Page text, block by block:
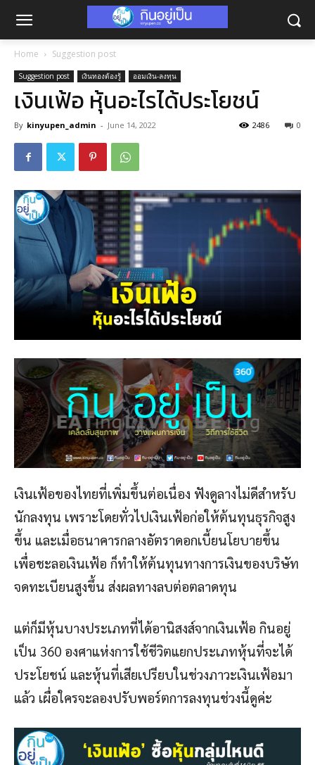
Home Suggestion post
Suggestion post เงินทองต้องรู้ ออมเงิน-ลงทุน
เงินเฟ้อ หุ้นอะไรได้ประโยชน์
By kinyupen_admin - June 14, 2022 0
2486
เงินเฟ้อของไทยที่เพิ่มขึ้นต่อเนื่อง ฟังดูลางไม่ดีสำหรับ
นักลงทุน เพราะโดยทั่วไปเงินเฟ้อก่อให้ต้นทุนธุรกิจสูง
ขึ้น และเมื่อธนาคารกลางอัตราดอกเบี้ยนโยบายขึ้น
เพื่อชะลอเงินเฟ้อ ก็ทำให้ต้นทุนทางการเงินของบริษัท
จดทะเบียนสูงขึ้น ส่งผลทางลบต่อตลาดทุน
แต่ก็มีหุ้นบางประเภทที่ได้อานิสงส์จากเงินเฟ้อ กินอยู่
เป็น 360 องศาแห่งการใช้ชีวิตแยกประเภทหุ้นที่จะได้
ประโยชน์ และหุ้นที่เสียเปรียบในช่วงภาวะเงินเฟ้อมา
แล้ว เผื่อใครจะลองปรับพอร์ตการลงทุนช่วงนี้ดูค่ะ